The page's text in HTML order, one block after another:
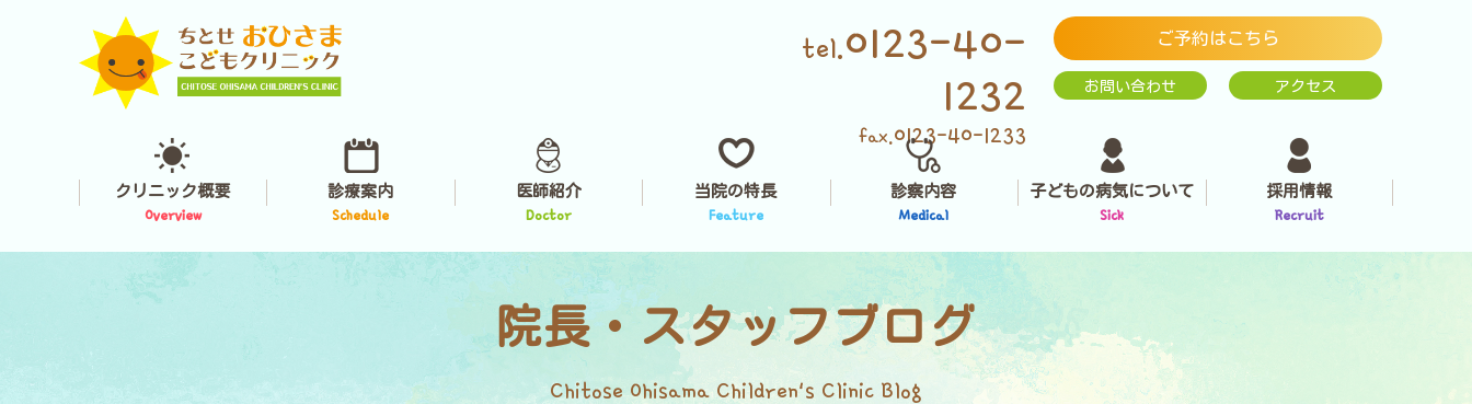
tel.0123-40-
1232
fax.0123-40-1233
ご予約はこちら
お問い合わせ アクセス
クリニック概要
Overview
診療案内
Schedule
医師紹介
Doctor
当院の特長
Feature
診察内容
Medical
子どもの病気について
Sick
採用情報
Recruit
院長・スタッフブログ
Chitose Ohisama Children's Clinic Blog